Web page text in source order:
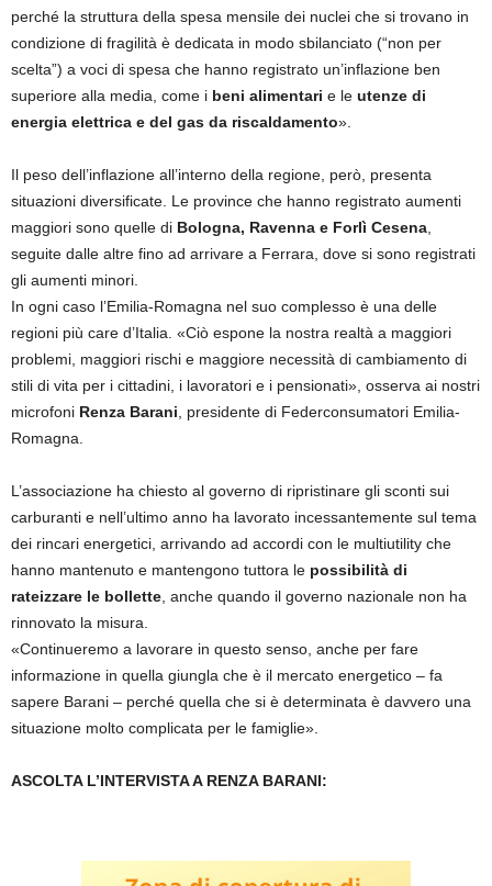
perché la struttura della spesa mensile dei nuclei che si trovano in
condizione di fragilità è dedicata in modo sbilanciato (“non per
scelta”) a voci di spesa che hanno registrato un’inflazione ben
superiore alla media, come i beni alimentari e le utenze di
energia elettrica e del gas da riscaldamento».
Il peso dell’inflazione all’interno della regione, però, presenta
situazioni diversificate. Le province che hanno registrato aumenti
maggiori sono quelle di Bologna, Ravenna e Forlì Cesena,
seguite dalle altre fino ad arrivare a Ferrara, dove si sono registrati
gli aumenti minori.
In ogni caso l’Emilia-Romagna nel suo complesso è una delle
regioni più care d’Italia. «Ciò espone la nostra realtà a maggiori
problemi, maggiori rischi e maggiore necessità di cambiamento di
stili di vita per i cittadini, i lavoratori e i pensionati», osserva ai nostri
microfoni Renza Barani, presidente di Federconsumatori Emilia-
Romagna.
L’associazione ha chiesto al governo di ripristinare gli sconti sui
carburanti e nell’ultimo anno ha lavorato incessantemente sul tema
dei rincari energetici, arrivando ad accordi con le multiutility che
hanno mantenuto e mantengono tuttora le possibilità di
rateizzare le bollette, anche quando il governo nazionale non ha
rinnovato la misura.
«Continueremo a lavorare in questo senso, anche per fare
informazione in quella giungla che è il mercato energetico – fa
sapere Barani – perché quella che si è determinata è davvero una
situazione molto complicata per le famiglie».
ASCOLTA L’INTERVISTA A RENZA BARANI: